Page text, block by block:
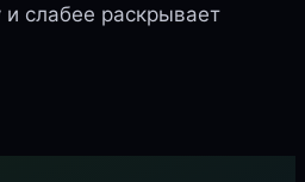
слабее раскрывает